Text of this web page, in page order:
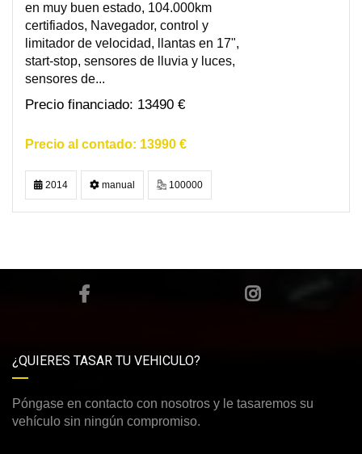
en muy buen estado, 104.000km
certifiados, Navegador, control y
limitador de velocidad, llantas en 17",
start-stop, sensores de lluvia y luces,
sensores de...
13490 €
13990 €
2014 manual 100000
¿QUIERES TASAR TU VEHICULO?
Póngase en contacto con nosotros y le tasaremos su
vehículo sin ningún compromiso.